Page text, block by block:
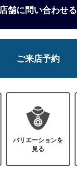
店舗に問い合わせる
ご来店予約
バリエーションを
見る